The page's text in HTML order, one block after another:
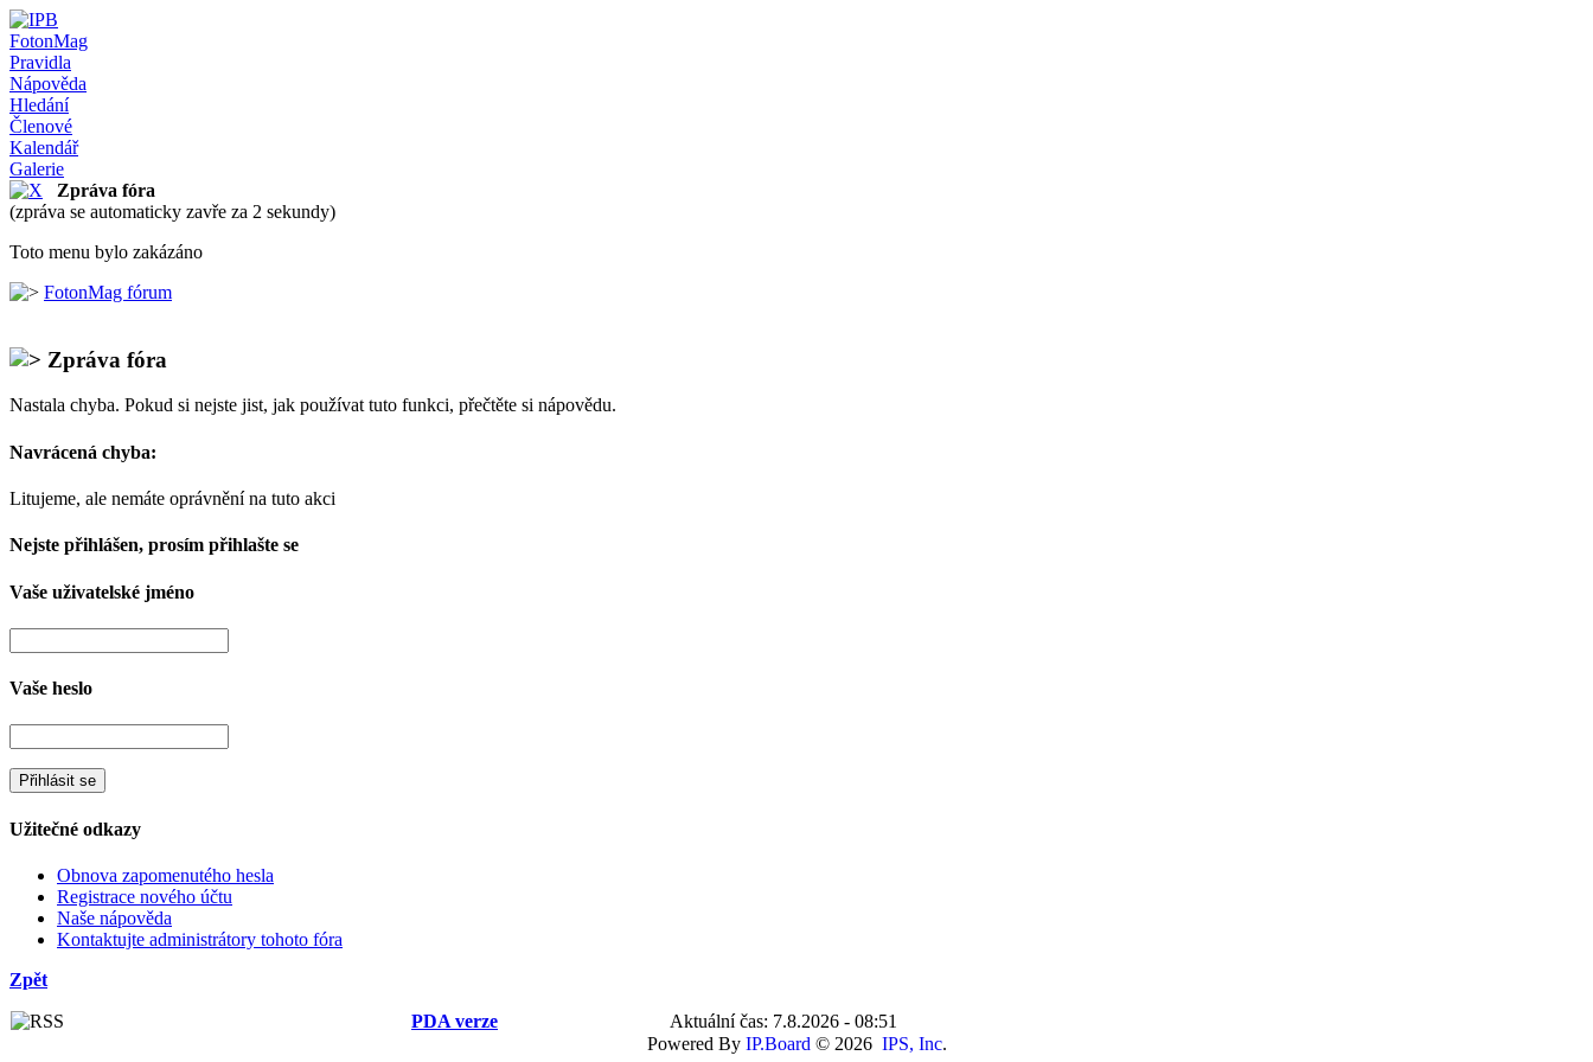
FotonMag
Pravidla
Nápověda
Hledání
Členové
Kalendář
Galerie
Zpráva fóra
(zpráva se automaticky zavře za 2 sekundy)
Toto menu bylo zakázáno
FotonMag fórum
Zpráva fóra
Nastala chyba. Pokud si nejste jist, jak používat tuto funkci, přečtěte si nápovědu.
Navrácená chyba:
Litujeme, ale nemáte oprávnění na tuto akci
Nejste přihlášen, prosím přihlašte se
Vaše uživatelské jméno
Vaše heslo
Užitečné odkazy
Obnova zapomenutého hesla
Registrace nového účtu
Naše nápověda
Kontaktujte administrátory tohoto fóra
Zpět
PDA verze
Aktuální čas: 7.8.2026 - 08:51
Powered By IP.Board © 2026 IPS, Inc.